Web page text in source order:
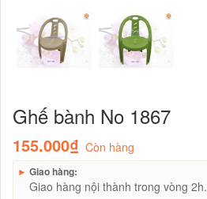
Ghế bành No 1867
155.000₫ Còn hàng
► Giao hàng:
Giao hàng nội thành trong vòng 2h.